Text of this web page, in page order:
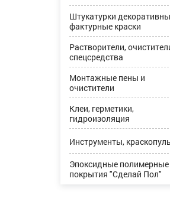
Штукатурки
фактурные краски
Растворители,
спецсредства
Монтажные пены и
очистители
Клеи, герметики,
гидроизоляция
Инструменты,
Эпоксидные полимерные
покрытия "Сделай Пол"